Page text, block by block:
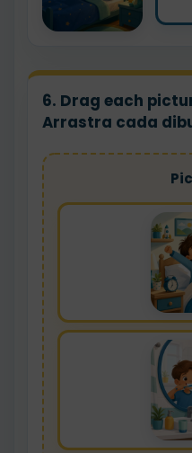
6. Drag each
Arrastra cada